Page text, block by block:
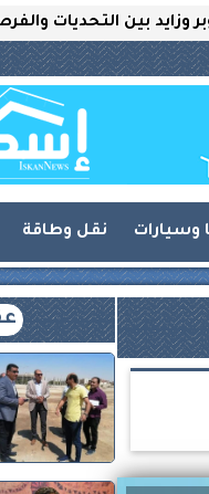
التحديات والفرص في
وسيارات نقل وطاقة